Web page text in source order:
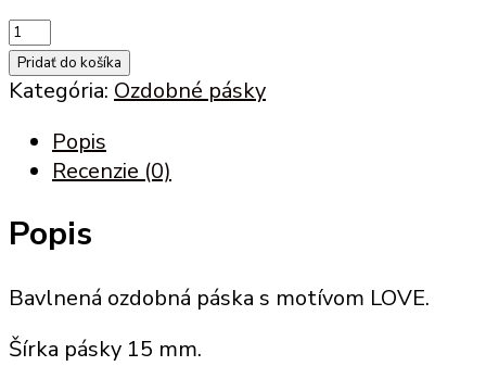
množstvo
Ozdobná
páska
motívom
LOVE
Pridať do košíka
Kategória: Ozdobné pásky
Popis
Recenzie (0)
Popis
Bavlnená ozdobná páska s motívom LOVE.
Šírka pásky 15 mm.